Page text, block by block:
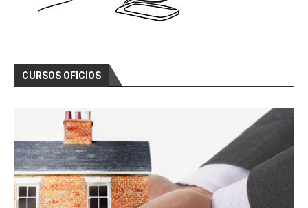
CURSOS OFICIOS